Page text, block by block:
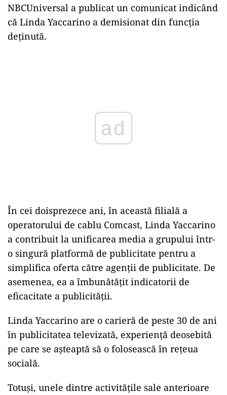
NBCUniversal a publicat un comunicat indicând
că Linda Yaccarino a demisionat din funcția
deținută.
În cei doisprezece ani, în această filială a
operatorului de cablu Comcast, Linda Yaccarino
a contribuit la unificarea media a grupului într-
o singură platformă de publicitate pentru a
simplifica oferta către agenții de publicitate. De
asemenea, ea a îmbunătățit indicatorii de
eficacitate a publicității.
Linda Yaccarino are o carieră de peste 30 de ani
în publicitatea televizată, experiență deosebită
pe care se așteaptă să o folosească în rețeua
socială.
Totuși, unele dintre activitățile sale anterioare